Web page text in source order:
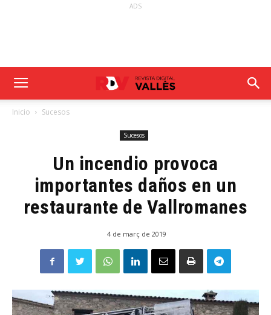
ADS
Inicio Sucesos
Sucesos
Un incendio provoca
importantes daños en un
restaurante de Vallromanes
4 de març de 2019